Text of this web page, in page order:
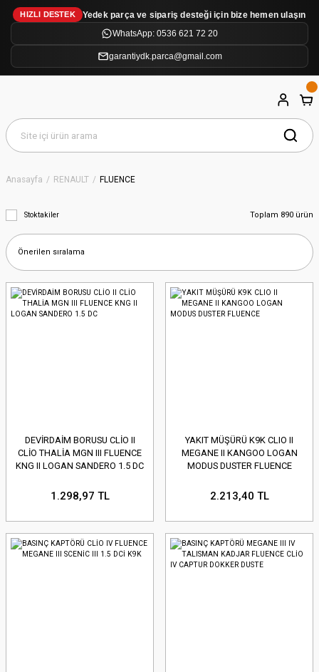
HIZLI DESTEK
Yedek parça ve sipariş desteği için bize hemen ulaşın
WhatsApp: 0536 621 72 20
garantiydk.parca@gmail.com
Anasayfa RENAULT FLUENCE
Stoktakiler Toplam 890 ürün
DEVİRDAİM BORUSU CLİO II
CLİO THALİA MGN III FLUENCE
KNG II LOGAN SANDERO 1.5 DC
1.298,97 TL
YAKIT MÜŞÜRÜ K9K CLIO II
MEGANE II KANGOO LOGAN
MODUS DUSTER FLUENCE
2.213,40 TL